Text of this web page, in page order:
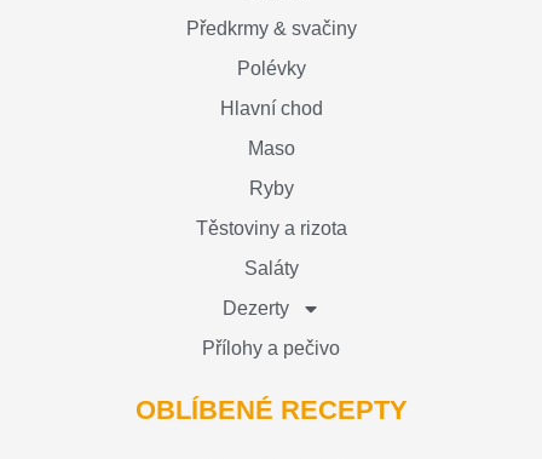
Předkrmy & svačiny
Polévky
Hlavní chod
Maso
Ryby
Těstoviny a rizota
Saláty
Dezerty
Přílohy a pečivo
OBLÍBENÉ RECEPTY